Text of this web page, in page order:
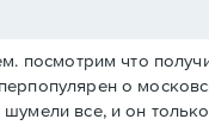
посмотрим что
о
все, и он